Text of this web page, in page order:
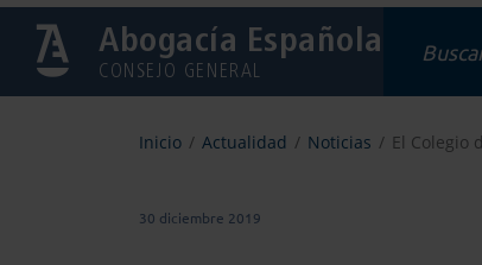
Abogacía Española
CONSEJO GENERAL
Inicio Actualidad Noticias El Colegio
30 diciembre 2019